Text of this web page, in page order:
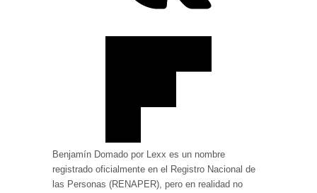
Benjamín Domado por Lexx es un nombre
registrado oficialmente en el Registro Nacional de
las Personas (RENAPER), pero en realidad no